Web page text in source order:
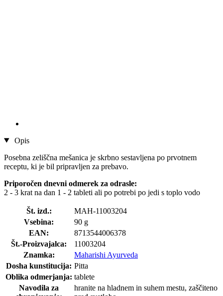
Opis
Posebna zeliščna mešanica je skrbno sestavljena po prvotnem
receptu, ki je bil pripravljen za prebavo.
Priporočen dnevni odmerek za odrasle:
2 - 3 krat na dan 1 - 2 tableti ali po potrebi po jedi s toplo vodo
Št. izd.:
MAH-11003204
Vsebina:
90 g
EAN:
8713544006378
Št.-Proizvajalca:
11003204
Znamka:
Maharishi Ayurveda
Dosha kunstitucija: Pitta
Oblika odmerjanja: tablete
Navodila za
hranite na hladnem in suhem mestu, zaščiteno